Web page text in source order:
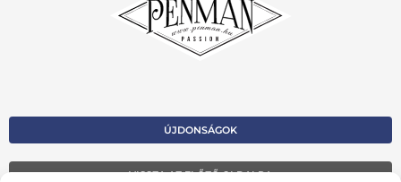
ÚJDONSÁGOK
VISSZA AZ ELŐZŐ OLDALRA